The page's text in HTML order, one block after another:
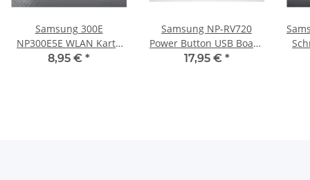
Samsung 300E
NP300E5E WLAN Karte
WIFI Card AR5B225
8,95 € *
Samsung NP-RV720
Power Button USB Board
incl. Kabel BA92-07488A
17,95 € *